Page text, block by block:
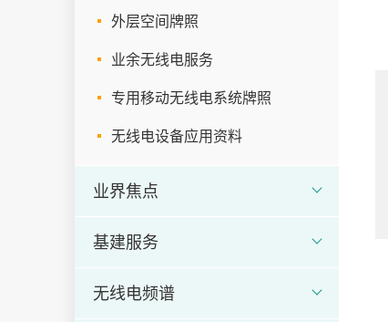
外层空间牌照
业余无线电服务
专用移动无线电系统牌照
无线电设备应用资料
业界焦点
基建服务
无线电频谱